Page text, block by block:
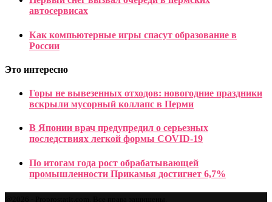
автосервисах
Как компьютерные игры спасут образование в
России
Это интересно
Горы не вывезенных отходов: новогодние праздники
вскрыли мусорный коллапс в Перми
В Японии врач предупредил о серьезных
последствиях легкой формы COVID-19
По итогам года рост обрабатывающей
промышленности Прикамья достигнет 6,7%